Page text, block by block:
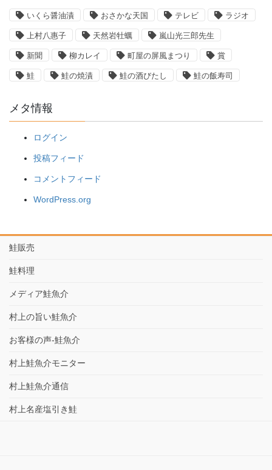
いくら醤油漬 おさかな天国 テレビ ラジオ
上村八惠子 天然岩牡蠣 嵐山光三郎先生
新聞 柳カレイ 町屋の屏風まつり 賞
鮭 鮭の焼漬 鮭の酒びたし 鮭の飯寿司
メタ情報
ログイン
投稿フィード
コメントフィード
WordPress.org
鮭販売
鮭料理
メディア鮭魚介
村上の旨い鮭魚介
お客様の声-鮭魚介
村上鮭魚介モニター
村上鮭魚介通信
村上名産塩引き鮭